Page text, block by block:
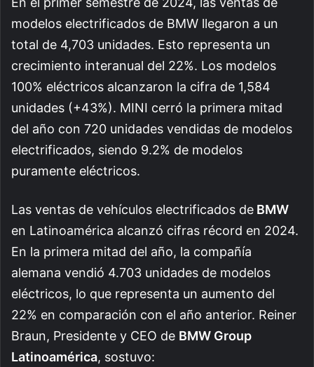
modelos electrificados de BMW llegaron a un
total de 4,703 unidades. Esto representa un
crecimiento interanual del 22%. Los modelos
100% eléctricos alcanzaron la cifra de 1,584
unidades (+43%). MINI cerró la primera mitad
del año con 720 unidades vendidas de modelos
electrificados, siendo 9.2% de modelos
puramente eléctricos.
Las ventas de vehículos electrificados de BMW
en Latinoamérica alcanzó cifras récord en 2024.
En la primera mitad del año, la compañía
alemana vendió 4.703 unidades de modelos
eléctricos, lo que representa un aumento del
22% en comparación con el año anterior. Reiner
Braun, Presidente y CEO de BMW Group
Latinoamérica, sostuvo: